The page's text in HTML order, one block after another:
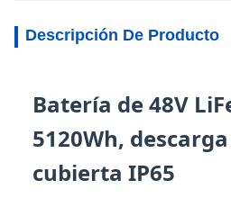
Descripción De Producto
Batería de 48V
5120Wh,
cubierta IP65